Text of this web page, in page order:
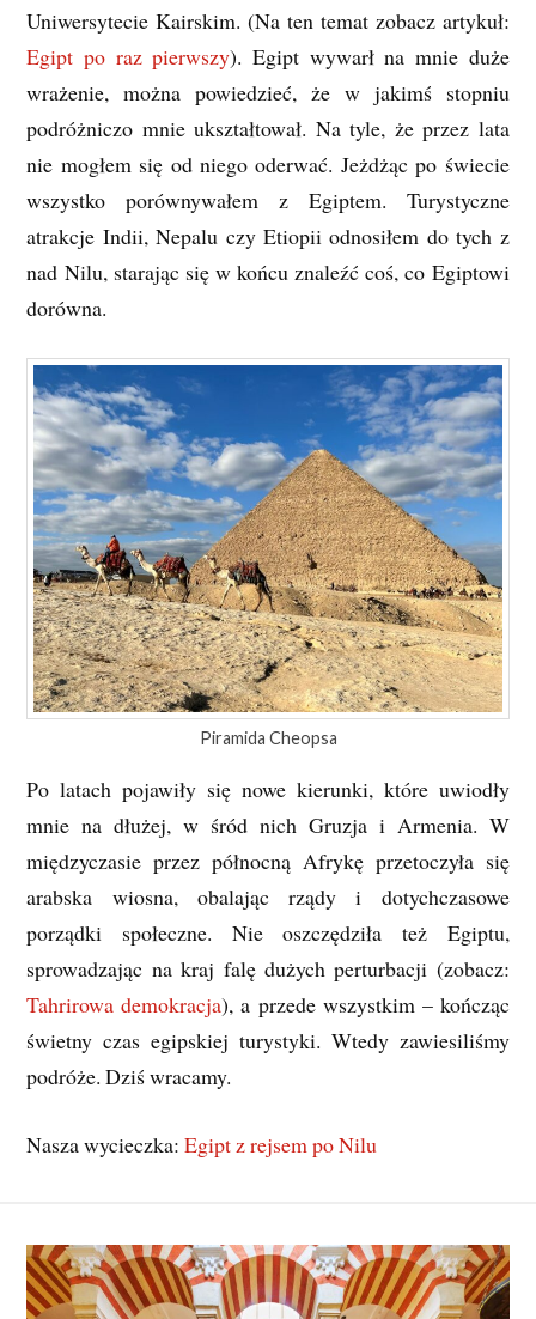
Uniwersytecie Kairskim. (Na ten temat zobacz artykuł:
Egipt po raz pierwszy). Egipt wywarł na mnie duże
wrażenie, można powiedzieć, że w jakimś stopniu
podróżniczo mnie ukształtował. Na tyle, że przez lata
nie mogłem się od niego oderwać. Jeżdżąc po świecie
wszystko porównywałem z Egiptem. Turystyczne
atrakcje Indii, Nepalu czy Etiopii odnosiłem do tych z
nad Nilu, starając się w końcu znaleźć coś, co Egiptowi
dorówna.
Piramida Cheopsa
Po latach pojawiły się nowe kierunki, które uwiodły
mnie na dłużej, w śród nich Gruzja i Armenia. W
międzyczasie przez północną Afrykę przetoczyła się
arabska wiosna, obalając rządy i dotychczasowe
porządki społeczne. Nie oszczędziła też Egiptu,
sprowadzając na kraj falę dużych perturbacji (zobacz:
Tahrirowa demokracja), a przede wszystkim – kończąc
świetny czas egipskiej turystyki. Wtedy zawiesiliśmy
podróże. Dziś wracamy.
Nasza wycieczka:Egipt z rejsem po Nilu